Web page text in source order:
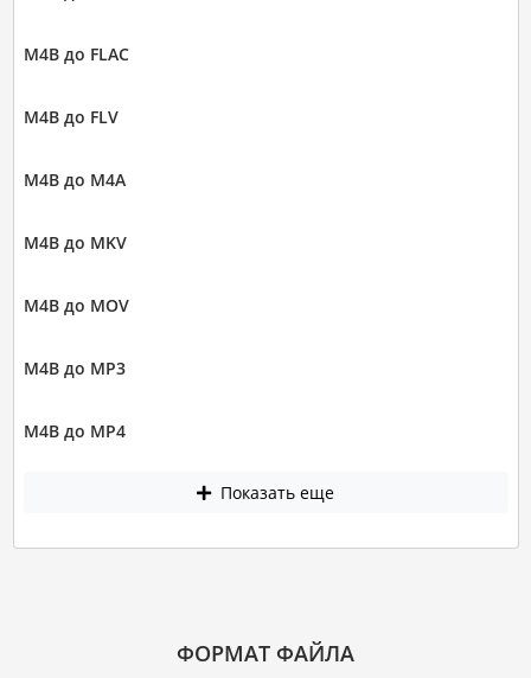
M4B до FLAC
M4B до FLV
M4B до M4A
M4B до MKV
M4B до MOV
M4B до MP3
M4B до MP4
Показать еще
ФОРМАТ ФАЙЛА